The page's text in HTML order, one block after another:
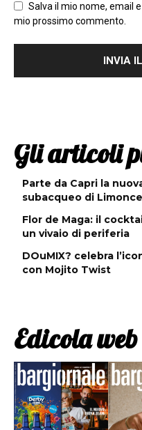
Salva il mio nome, email
mio prossimo commento.
Gli articoli
Parte da Capri la
subacqueo di
Flor de Maga: il
un vivaio di periferia
DOuMIX? celebra
con Mojito Twist
Edicola web